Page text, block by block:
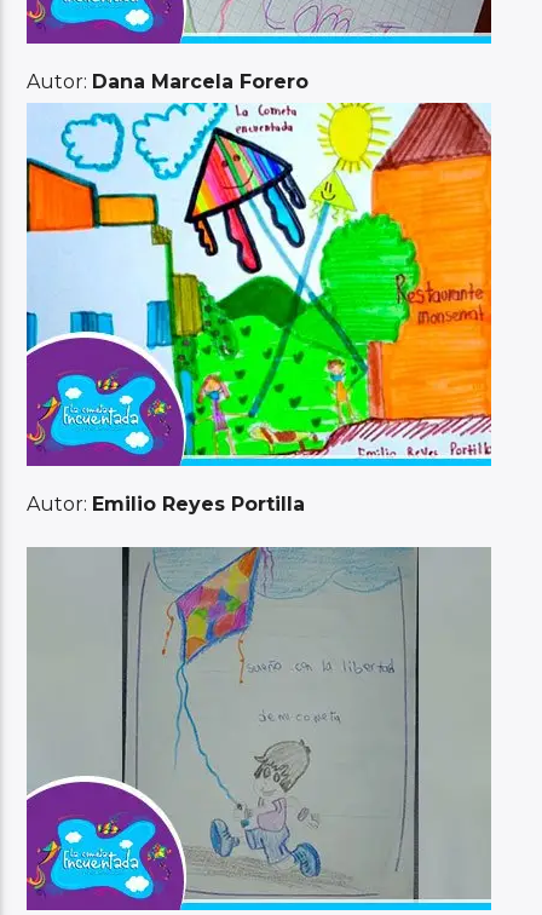
Autor: Dana Marcela Forero
Autor: Emilio Reyes Portilla